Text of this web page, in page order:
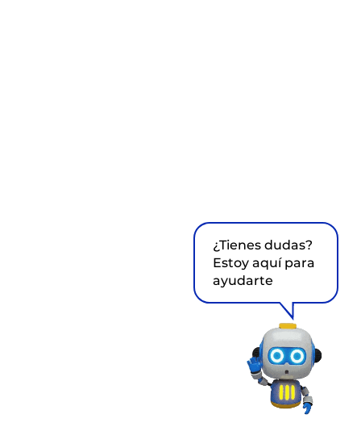
¿Tienes dudas?
Estoy aquí para
ayudarte